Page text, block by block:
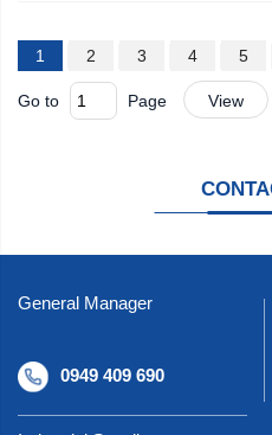
1 2 3 4 5
Go to Page View
General Manager
0949 409 690